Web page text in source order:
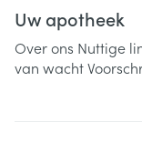
Uw apotheek
Over ons Nuttige
van wacht